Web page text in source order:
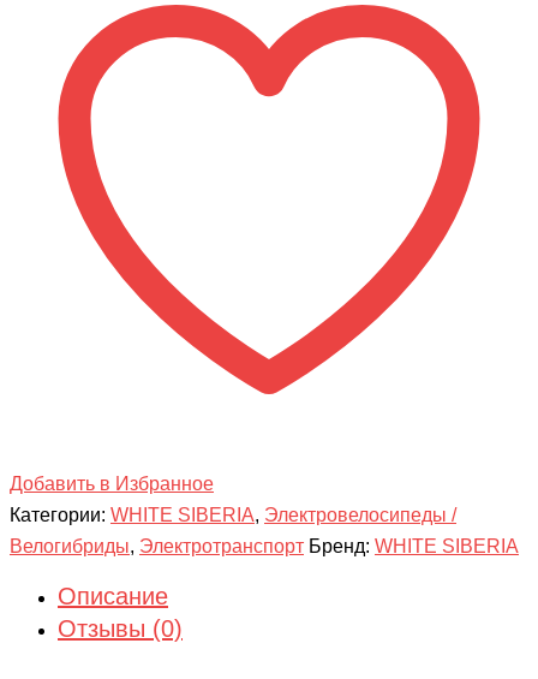
Добавить в Избранное
Категории: WHITE SIBERIA, Электровелосипеды /
Велогибриды, Электротранспорт Бренд: WHITE SIBERIA
Описание
Отзывы (0)